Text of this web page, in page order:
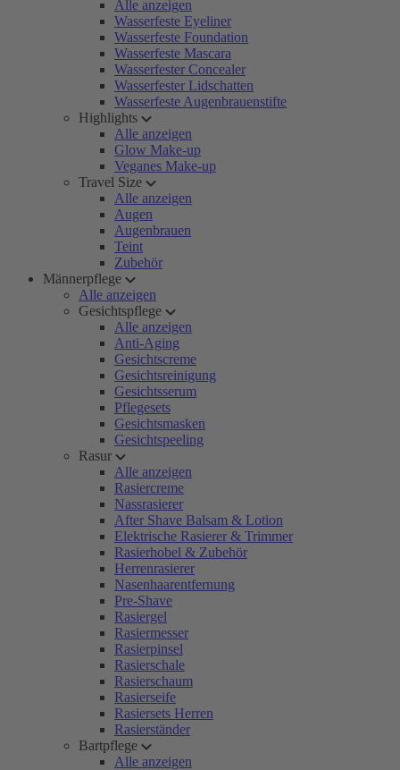
Alle anzeigen
Wasserfeste Eyeliner
Wasserfeste Foundation
Wasserfeste Mascara
Wasserfester Concealer
Wasserfester Lidschatten
Wasserfeste Augenbrauenstifte
Highlights
Alle anzeigen
Glow Make-up
Veganes Make-up
Travel Size
Alle anzeigen
Augen
Augenbrauen
Teint
Zubehör
Männerpflege
Alle anzeigen
Gesichtspflege
Alle anzeigen
Anti-Aging
Gesichtscreme
Gesichtsreinigung
Gesichtsserum
Pflegesets
Gesichtsmasken
Gesichtspeeling
Rasur
Alle anzeigen
Rasiercreme
Nassrasierer
After Shave Balsam & Lotion
Elektrische Rasierer & Trimmer
Rasierhobel & Zubehör
Herrenrasierer
Nasenhaarentfernung
Pre-Shave
Rasiergel
Rasiermesser
Rasierpinsel
Rasierschale
Rasierschaum
Rasierseife
Rasiersets Herren
Rasierständer
Bartpflege
Alle anzeigen